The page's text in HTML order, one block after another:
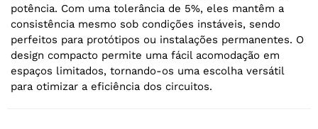
potência. Com uma tolerância de 5%, eles mantêm a
consistência mesmo sob condições instáveis, sendo
perfeitos para protótipos ou instalações permanentes. O
design compacto permite uma fácil acomodação em
espaços limitados, tornando-os uma escolha versátil
para otimizar a eficiência dos circuitos.